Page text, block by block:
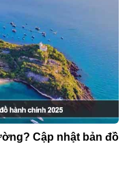
Cập nhật bản đồ